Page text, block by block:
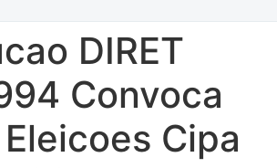
DIRET
Convoca
Cipa